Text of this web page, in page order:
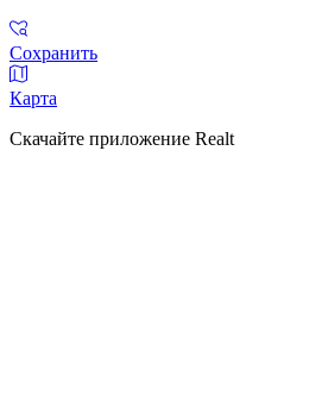
Сохранить
Карта
Скачайте приложение Realt